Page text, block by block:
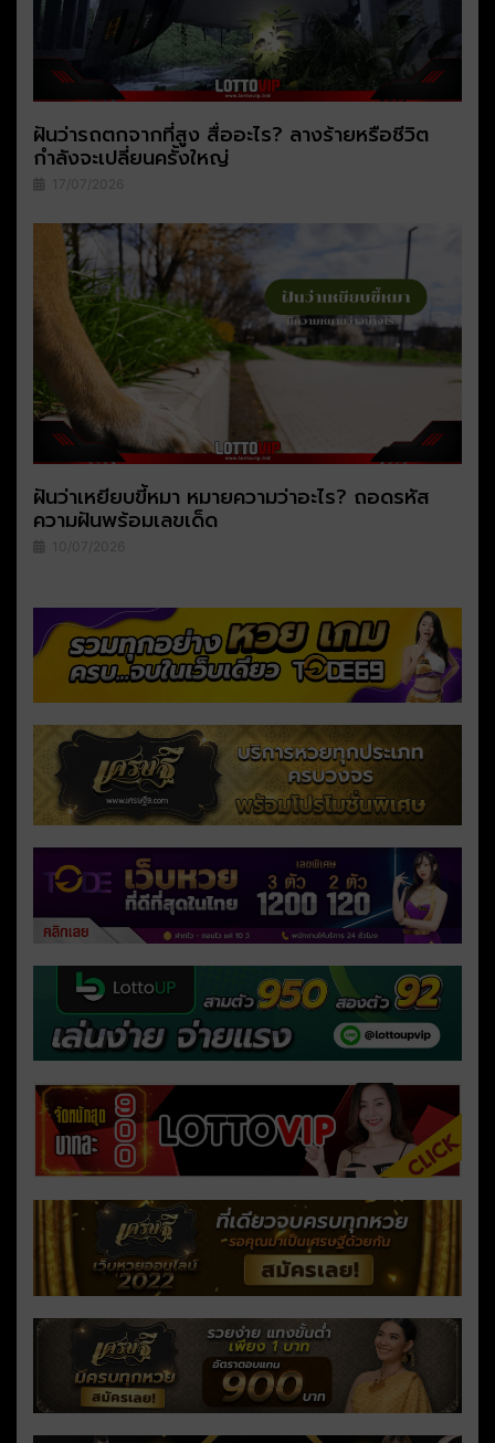
ฝันว่ารถตกจากที่สูง สื่ออะไร? ลางร้ายหรือชีวิต
กำลังจะเปลี่ยนครั้งใหญ่
17/07/2026
ฝันว่าเหยียบขี้หมา หมายความว่าอะไร? ถอดรหัส
ความฝันพร้อมเลขเด็ด
10/07/2026